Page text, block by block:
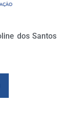
dos Santos